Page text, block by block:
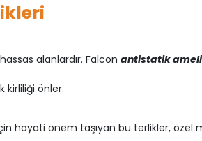
alanlardır. Falcon antistatik
kirliliği önler.
hayati önem taşıyan bu terlikler, özel